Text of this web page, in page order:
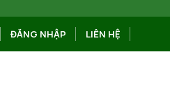
ĐĂNG NHẬP LIÊN HỆ